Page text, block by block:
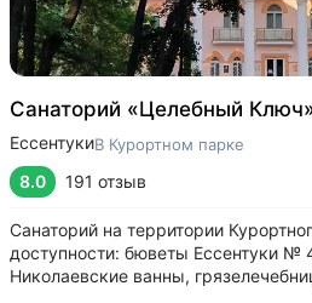
Санаторий «Целебный
ЕссентукиВ Курортном парке
8.0 191 отзыв
Санаторий на территории
доступности: бюветы Ессентуки №
Николаевские ванны,